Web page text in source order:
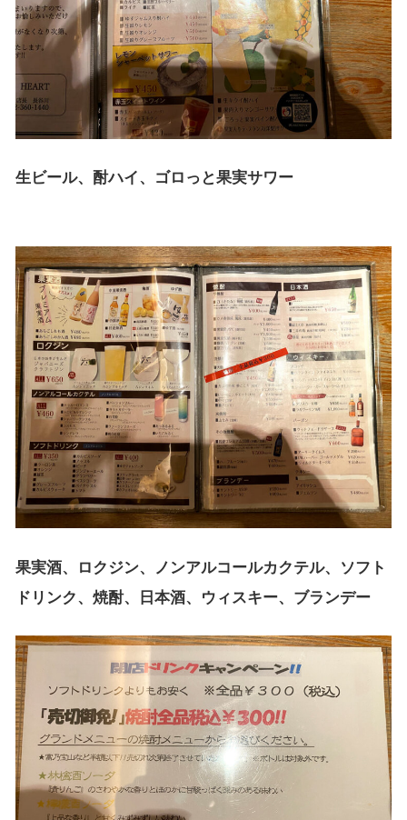
生ビール、酎ハイ、ゴロっと果実サワー
果実酒、ロクジン、ノンアルコールカクテル、ソフト
ドリンク、焼酎、日本酒、ウィスキー、ブランデー